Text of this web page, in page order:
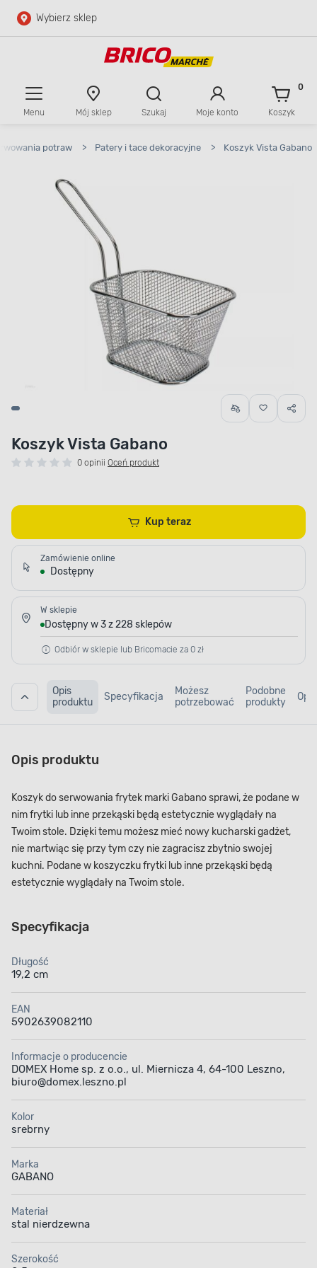
Przejdź do głównej zawartości
Wybierz sklep
Menu Mój sklep Szukaj Moje konto Koszyk
0
potraw > Patery i tace dekoracyjne > Koszyk Vista Gabano
Koszyk Vista Gabano
0 opinii Oceń produkt
Kup teraz
Zamówienie online
Dostępny
W sklepie
Dostępny w 3 z 228 sklepów
Odbiór w sklepie lub Bricomacie za 0 zł
Opis
produktu
Specyfikacja
Możesz
potrzebować
Podobne
produkty
Opis produktu
Koszyk do serwowania frytek marki Gabano sprawi, że podane w
nim frytki lub inne przekąski będą estetycznie wyglądały na
Twoim stole. Dzięki temu możesz mieć nowy kucharski gadżet,
nie martwiąc się przy tym czy nie zagracisz zbytnio swojej
kuchni. Podane w koszyczku frytki lub inne przekąski będą
estetycznie wyglądały na Twoim stole.
Specyfikacja
Długość
19,2 cm
EAN
5902639082110
Informacje o producencie
DOMEX Home sp. z o.o., ul. Miernicza 4, 64-100 Leszno,
biuro@domex.leszno.pl
Kolor
srebrny
Marka
GABANO
Materiał
stal nierdzewna
Szerokość